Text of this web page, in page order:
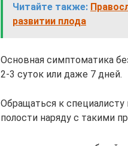
Читайте также:
развитии плода
Основная симптоматика
2-3 суток или даже 7 дней.
Обращаться к
полости наряду с такими